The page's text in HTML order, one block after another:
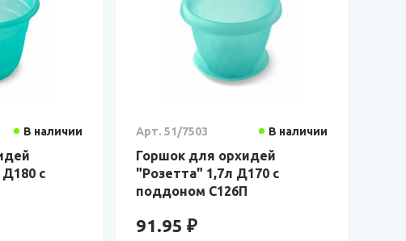
В наличии
с
Арт. 51/7503 В наличии
Горшок для орхидей
"Розетта" 1,7л Д170 с
поддоном С126П
91.95 ₽